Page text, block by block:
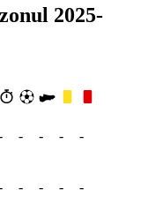
2025-
- - - -
- - - -